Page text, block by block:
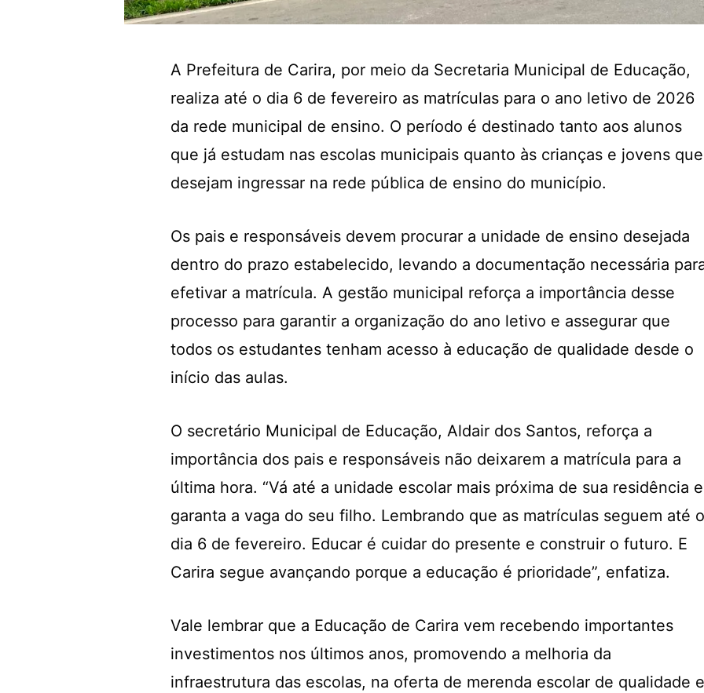
A Prefeitura de Carira, por meio da Secretaria Municipal de Educação,
realiza até o dia 6 de fevereiro as matrículas para o ano letivo de 2026
da rede municipal de ensino. O período é destinado tanto aos alunos
que já estudam nas escolas municipais quanto às crianças e jovens que
desejam ingressar na rede pública de ensino do município.
Os pais e responsáveis devem procurar a unidade de ensino desejada
dentro do prazo estabelecido, levando a documentação necessária
efetivar a matrícula. A gestão municipal reforça a importância desse
processo para garantir a organização do ano letivo e assegurar que
todos os estudantes tenham acesso à educação de qualidade desde o
início das aulas.
O secretário Municipal de Educação, Aldair dos Santos, reforça a
importância dos pais e responsáveis não deixarem a matrícula para a
última hora. “Vá até a unidade escolar mais próxima de sua residência e
garanta a vaga do seu filho. Lembrando que as matrículas seguem até o
dia 6 de fevereiro. Educar é cuidar do presente e construir o futuro. E
Carira segue avançando porque a educação é prioridade”, enfatiza.
Vale lembrar que a Educação de Carira vem recebendo importantes
investimentos nos últimos anos, promovendo a melhoria da
infraestrutura das escolas, na oferta de merenda escolar de qualidade e